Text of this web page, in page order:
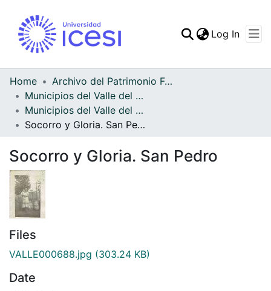
Log In
Home
Archivo del Patrimonio Fotográfico y Fílmico del Valle del Cauca
Municipios del Valle del Cauca
Municipios del Valle del Cauca
Socorro y Gloria. San Pedro
Socorro y Gloria. San Pedro
Files
VALLE000688.jpg (303.24 KB)
Date